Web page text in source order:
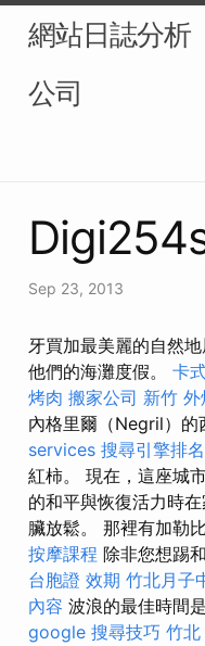
網站日誌分析
公司
Sep 23, 2013
牙買加最美麗的自然
他們的海灘度假。 卡
烤肉 搬家公司 新竹
內格里爾（Negril）的
services 搜尋引擎排名
紅柿。 現在，這座城
的和平與恢復活力時
臟放鬆。 那裡有加勒
按摩課程 除非您想踢
台胞證 效期 竹北月子
內容 波浪的最佳時間
google 搜尋技巧 竹